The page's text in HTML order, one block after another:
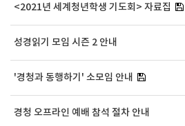
<2021년 세계청년학생 기도회> 자료집
성경읽기 모임 시즌 2 안내
'경청과 동행하기' 소모임 안내
경청 오프라인 예배 참석 절차 안내